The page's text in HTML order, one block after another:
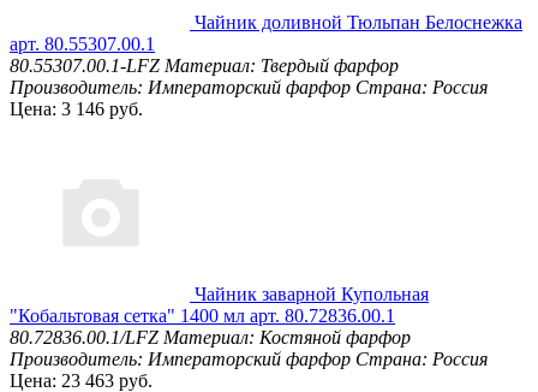
Чайник доливной Тюльпан Белоснежка
арт. 80.55307.00.1
80.55307.00.1-LFZ Материал: Твердый фарфор
Производитель: Императорский фарфор Страна: Россия
Цена: 3 146 руб.
Чайник заварной Купольная
"Кобальтовая сетка" 1400 мл арт. 80.72836.00.1
80.72836.00.1/LFZ Материал: Костяной фарфор
Производитель: Императорский фарфор Страна: Россия
Цена: 23 463 руб.